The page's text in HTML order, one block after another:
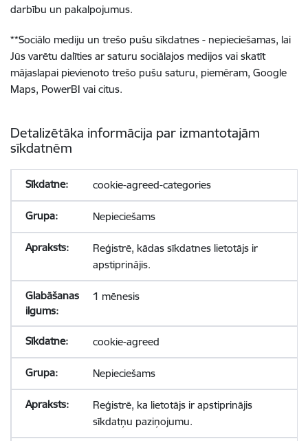
darbību un pakalpojumus.
**Sociālo mediju un trešo pušu sīkdatnes - nepieciešamas, lai
Jūs varētu dalīties ar saturu sociālajos medijos vai skatīt
mājaslapai pievienoto trešo pušu saturu, piemēram, Google
Maps, PowerBI vai citus.
Detalizētāka informācija par izmantotajām
sīkdatnēm
cookie-agreed-categories
Nepieciešams
Reģistrē, kādas sīkdatnes lietotājs ir
apstiprinājis.
1 mēnesis
cookie-agreed
Nepieciešams
Reģistrē, ka lietotājs ir apstiprinājis
sīkdatņu paziņojumu.